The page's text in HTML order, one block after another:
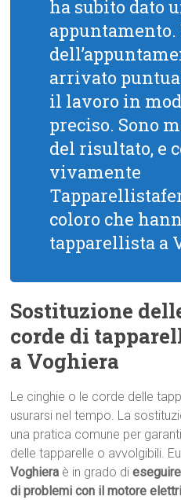
ha subito dato
arrivato
il lavoro in
preciso. Sono
del risultato, e
vivamente
coloro che
tapparellista a
Sostituzione
corde di
a Voghiera
Le cinghie o le corde delle
usurarsi nel tempo. La
una pratica comune per
delle tapparelle o avvolgibili.
Voghiera è in grado di
di problemi con il motore